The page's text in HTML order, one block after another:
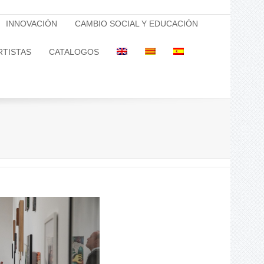
INNOVACIÓN CAMBIO SOCIAL Y EDUCACIÓN
CATALOGOS